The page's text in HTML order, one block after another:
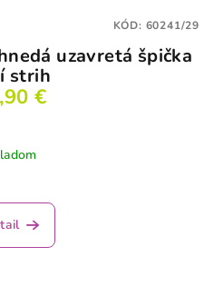
uzavretá špička
strih
€
KÓD: 60241/29